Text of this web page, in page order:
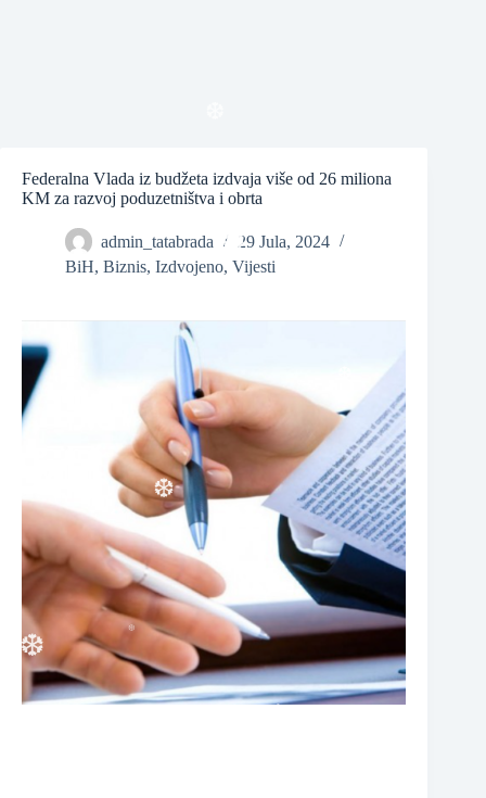
Federalna Vlada iz budžeta izdvaja više od 26 miliona
KM za razvoj poduzetništva i obrta
admin_tatabrada
29 Jula, 2024
BiH, Biznis, Izdvojeno, Vijesti
❆
❆
❆
❆